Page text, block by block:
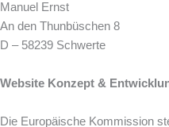
Manuel Ernst
An den Thunbüschen 8
D – 58239 Schwerte
Website Konzept &
Die Europäische Kommission